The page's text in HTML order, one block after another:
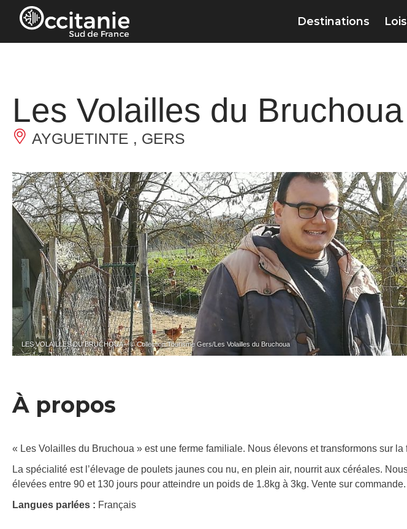
Panneau de gestion des cookies
Destinations
Les Volailles du Bruchoua
AYGUETINTE , GERS
LES VOLAILLES DU BRUCHOUA – © Collection Tourisme Gers/Les Volailles du Bruchoua
À propos
« Les Volailles du Bruchoua » est une ferme familiale. Nous élevons et transformons sur la
La spécialité est l’élevage de poulets jaunes cou nu, en plein air, nourrit aux céréales.
élevées entre 90 et 130 jours pour atteindre un poids de 1.8kg à 3kg. Vente sur commande.
Langues parlées : Français